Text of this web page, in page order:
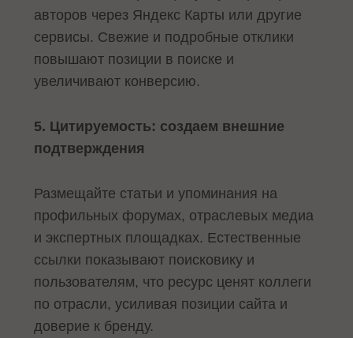
авторов через Яндекс Карты или другие
сервисы. Свежие и подробные отклики
повышают позиции в поиске и
увеличивают конверсию.
5. Цитируемость: создаем внешние
подтверждения
Размещайте статьи и упоминания на
профильных форумах, отраслевых медиа
и экспертных площадках. Естественные
ссылки показывают поисковику и
пользователям, что ресурс ценят коллеги
по отрасли, усиливая позиции сайта и
доверие к бренду.